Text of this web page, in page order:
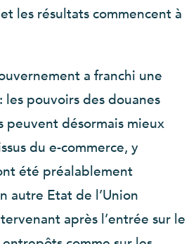
les résultats commencent à
a franchi une
pouvoirs des douanes
peuvent désormais mieux
du e-commerce, y
été préalablement
autre Etat de l’Union
après l’entrée sur le